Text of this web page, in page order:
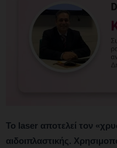
Το laser αποτελεί τον
αιδοιπλαστικής.